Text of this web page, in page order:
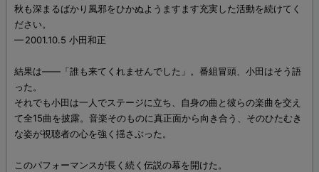
秋も深まるばかり風邪をひかぬようますます充実した活動を続けてく
ださい。
— 2001.10.5 小田和正
結果は――「誰も来てくれませんでした」。番組冒頭、小田はそう語
った。
それでも小田は一人でステージに立ち、自身の曲と彼らの楽曲を交え
て全15曲を披露。音楽そのものに真正面から向き合う、そのひたむき
な姿が視聴者の心を強く揺さぶった。
このパフォーマンスが長く続く伝説の幕を開けた。